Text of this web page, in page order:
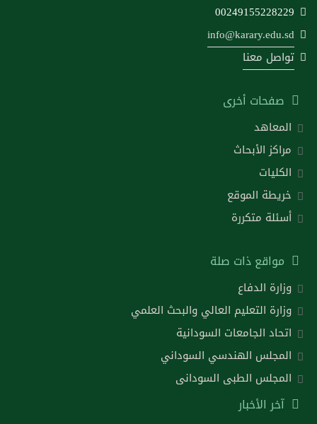
00249155228229
info@karary.edu.sd
تواصل معنا
صفحات أخرى
المعاهد
مراكز الأبحاث
الكليات
خريطة الموقع
أسئلة متكررة
مواقع ذات صلة
وزارة الدفاع
وزارة التعليم العالي والبحث العلمي
اتحاد الجامعات السودانية
المجلس الهندسي السوداني
المجلس الطبى السودانى
آخر الأخبار